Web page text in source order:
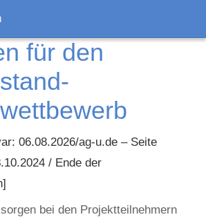
für den
06.08.2026/ag-u.de – Seite
/ Ende der
bei den Projektteilnehmern